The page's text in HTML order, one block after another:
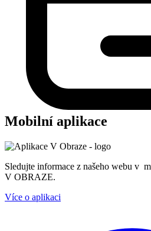
Mobilní aplikace
Sledujte informace z našeho webu v
V OBRAZE.
Více o aplikaci